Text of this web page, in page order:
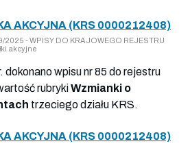
AKCYJNA (KRS 0000212408)
2025 - WPISY DO KRAJOWEGO REJESTRU
akcyjne
dokonano wpisu nr 85 do rejestru
rubrykiWzmianki o
trzeciego działu KRS.
AKCYJNA (KRS 0000212408)